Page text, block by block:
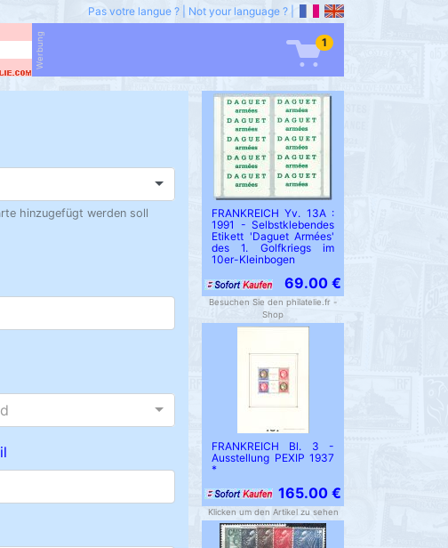
Pas votre langue ? Not your language ?
Werbung 1
hinzugefügt werden soll
FRANKREICH Yv. 13A :
1991 - Selbstklebendes
Etikett 'Daguet Armées'
des 1. Golfkriegs im
10er-Kleinbogen
69.00 €
Besuchen Sie den philatelie.fr -
Shop
FRANKREICH Bl. 3 -
Ausstellung PEXIP 1937
*
165.00 €
Klicken um den Artikel zu sehen